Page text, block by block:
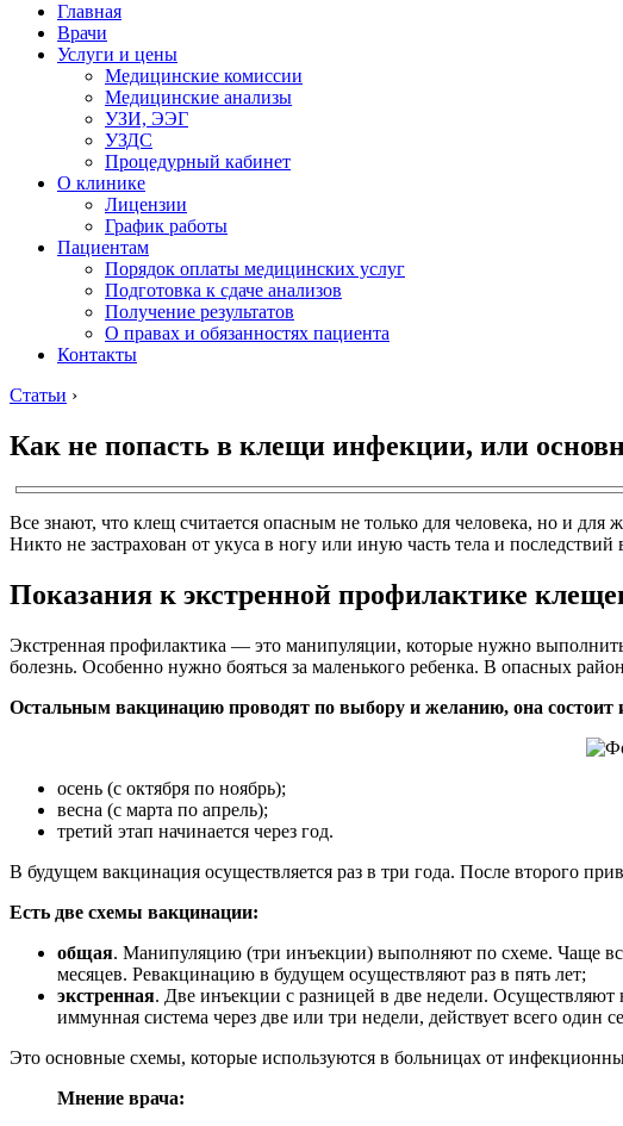
Главная
Врачи
Услуги и цены
Медицинские комиссии
Медицинские анализы
УЗИ, ЭЭГ
УЗДС
Процедурный кабинет
О клинике
Лицензии
График работы
Пациентам
Порядок оплаты медицинских услуг
Подготовка к сдаче анализов
Получение результатов
О правах и обязанностях пациента
Контакты
Статьи ›
Как не попасть в клещи инфекции, или
Все знают, что клещ считается опасным не только для человека, но и
Никто не застрахован от укуса в ногу или иную часть тела и последствий
Показания к экстренной профилактике
Экстренная профилактика — это манипуляции, которые нужно
болезнь. Особенно нужно бояться за маленького ребенка. В опасных
Остальным вакцинацию проводят по выбору и желанию, она состоит
осень (с октября по ноябрь);
весна (с марта по апрель);
третий этап начинается через год.
В будущем вакцинация осуществляется раз в три года. После второго
Есть две схемы вакцинации:
общая. Манипуляцию (три инъекции) выполняют по схеме. Чаще
месяцев. Ревакцинацию в будущем осуществляют раз в пять лет;
экстренная. Две инъекции с разницей в две недели.
иммунная система через две или три недели, действует всего один
Это основные схемы, которые используются в больницах от
Мнение врача: